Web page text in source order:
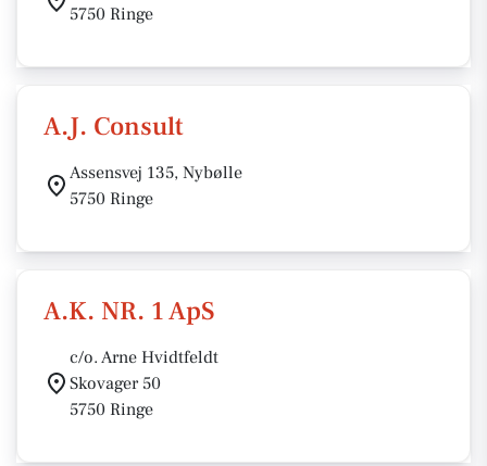
5750 Ringe
A.J. Consult
Assensvej 135, Nybølle
5750 Ringe
A.K. NR. 1 ApS
c/o. Arne Hvidtfeldt
Skovager 50
5750 Ringe